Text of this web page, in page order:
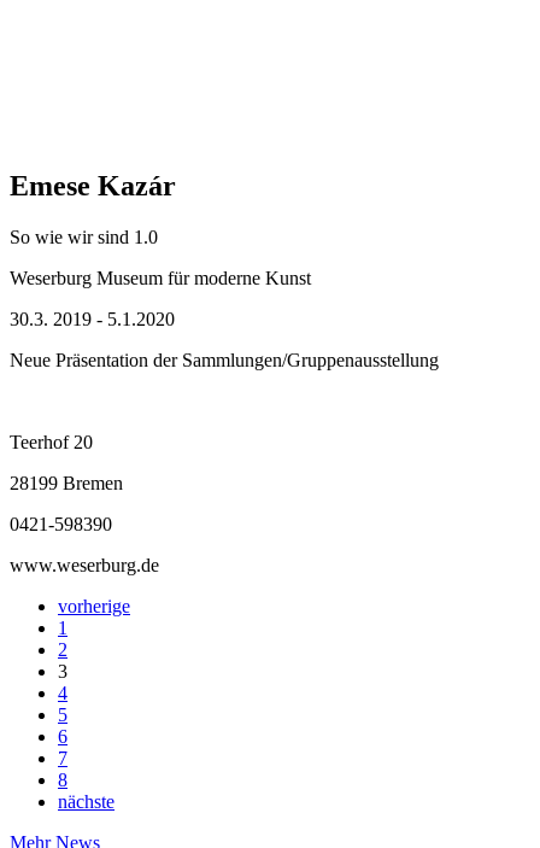
Emese Kazár
So wie wir sind 1.0
Weserburg Museum für moderne Kunst
30.3. 2019 - 5.1.2020
Neue Präsentation der Sammlungen/Gruppenausstellung
Teerhof 20
28199 Bremen
0421-598390
www.weserburg.de
vorherige
1
2
3
4
5
6
7
8
nächste
Mehr News